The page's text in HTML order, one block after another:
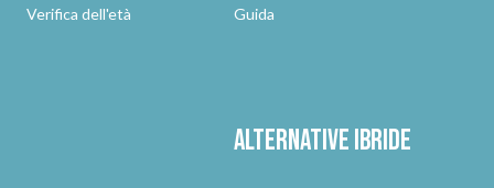
Verifica dell'età
Guida
Alternativeibride